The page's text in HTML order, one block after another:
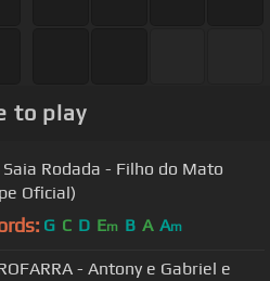
to play
Rodada - Filho do Mato
Oficial)
G C D Em B A Am
- Antony e Gabriel e